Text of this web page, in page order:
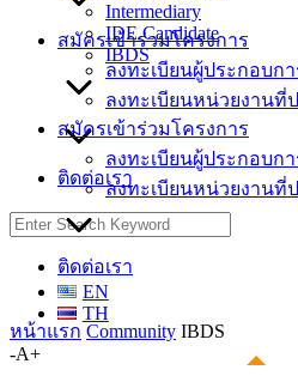
Intermediary
IDE Candidate
IBDS
สมัครเข้าร่วมโครงการ
ลงทะเบียนผู้ประกอบกา
ลงทะเบียนหน่วยงานที่
ติดต่อเรา
EN
TH
-A+
สมัครเข้าร่วมโครงการ
ลงทะเบียนผู้ประกอบกา
ลงทะเบียนหน่วยงานที่
ติดต่อเรา
Search
for:
หน้าแรก Community IBDS